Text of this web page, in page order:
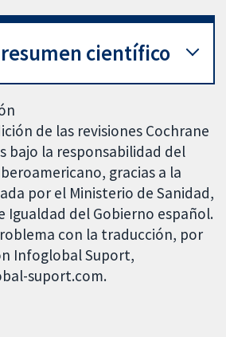
científico
de las revisiones Cochrane
bajo la responsabilidad del
gracias a la
por el Ministerio de Sanidad,
Igualdad del Gobierno español.
con la traducción, por
Infoglobal Suport,
suport.com.